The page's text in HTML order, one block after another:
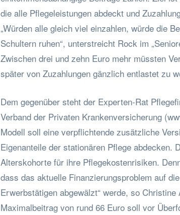
die alle Pflegeleistungen abdeckt und
„Würden alle gleich viel einzahlen, würde die
Schultern ruhen“, unterstreicht Rock im
Zwischen drei und zehn Euro mehr müssten
später von Zuzahlungen gänzlich entlastet zu
Dem gegenüber steht der Experten-Rat
Verband der Privaten Krankenversicherung
Modell soll eine verpflichtende zusätzliche
Eigenanteile der stationären Pflege abdecken.
Alterskohorte für ihre Pflegekostenrisiken.
dass das aktuelle Finanzierungsproblem auf
Erwerbstätigen abgewälzt“ werde, so Christine
Maximalbeitrag von rund 66 Euro soll vor